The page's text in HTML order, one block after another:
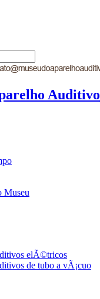
Auditivo
Museu
elÃ©tricos
de tubo a vÃ¡cuo